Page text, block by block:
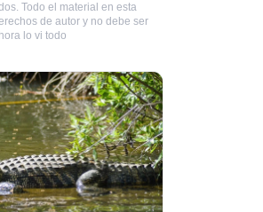
Todo el material en esta
de autor y no debe ser
lo vi todo